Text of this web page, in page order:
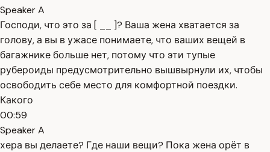
Speaker A
Господи, что это за [ __ ]? Ваша жена хватается за
голову, а вы в ужасе понимаете, что ваших вещей в
багажнике больше нет, потому что эти тупые
рубероиды предусмотрительно вышвырнули их, чтобы
освободить себе место для комфортной поездки.
Какого
00:59
Speaker A
хера вы делаете? Где наши вещи? Пока жена орёт в